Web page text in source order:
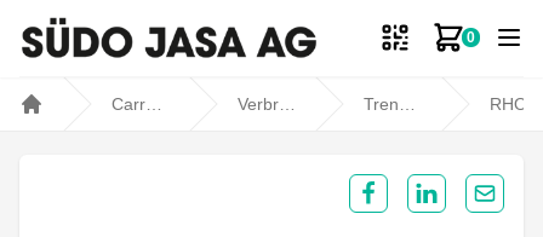
0
Zum
Share on Facebook
Share onShare